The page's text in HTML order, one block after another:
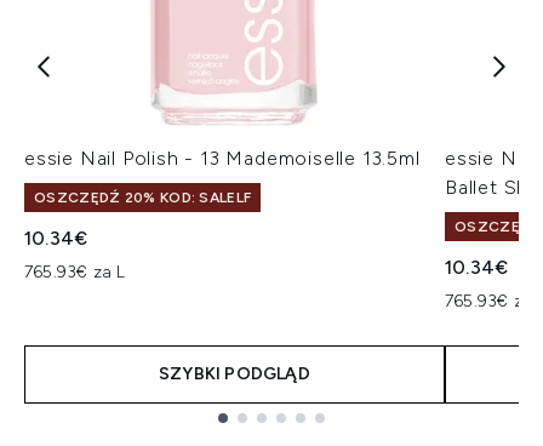
essie Nail Polish - 13 Mademoiselle 13.5ml
OSZCZĘDŹ 20% KOD: SALELF
10.34€
765.93€ za L
SZYBKI PODGLĄD
essie Nail
Ballet
OSZCZĘDŹ
10.34€
765.93€ za